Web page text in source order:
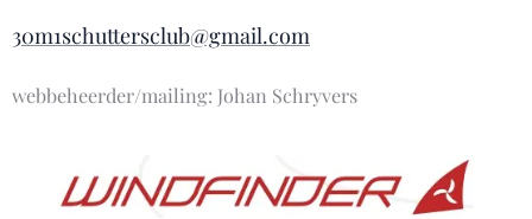
30m1schuttersclub@gmail.com
webbeheerder/mailing: Johan Schryvers